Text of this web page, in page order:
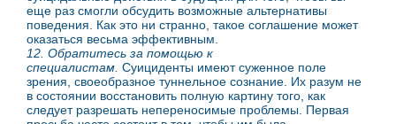
еще раз смогли обсудить возможные альтернативы
поведения. Как это ни странно, такое соглашение может
оказаться весьма эффективным.
12. Обратитесь за помощью к
специалистам. Суициденты имеют суженное поле
зрения, своеобразное туннельное сознание. Их разум не
в состоянии восстановить полную картину того, как
следует разрешать непереносимые проблемы. Первая